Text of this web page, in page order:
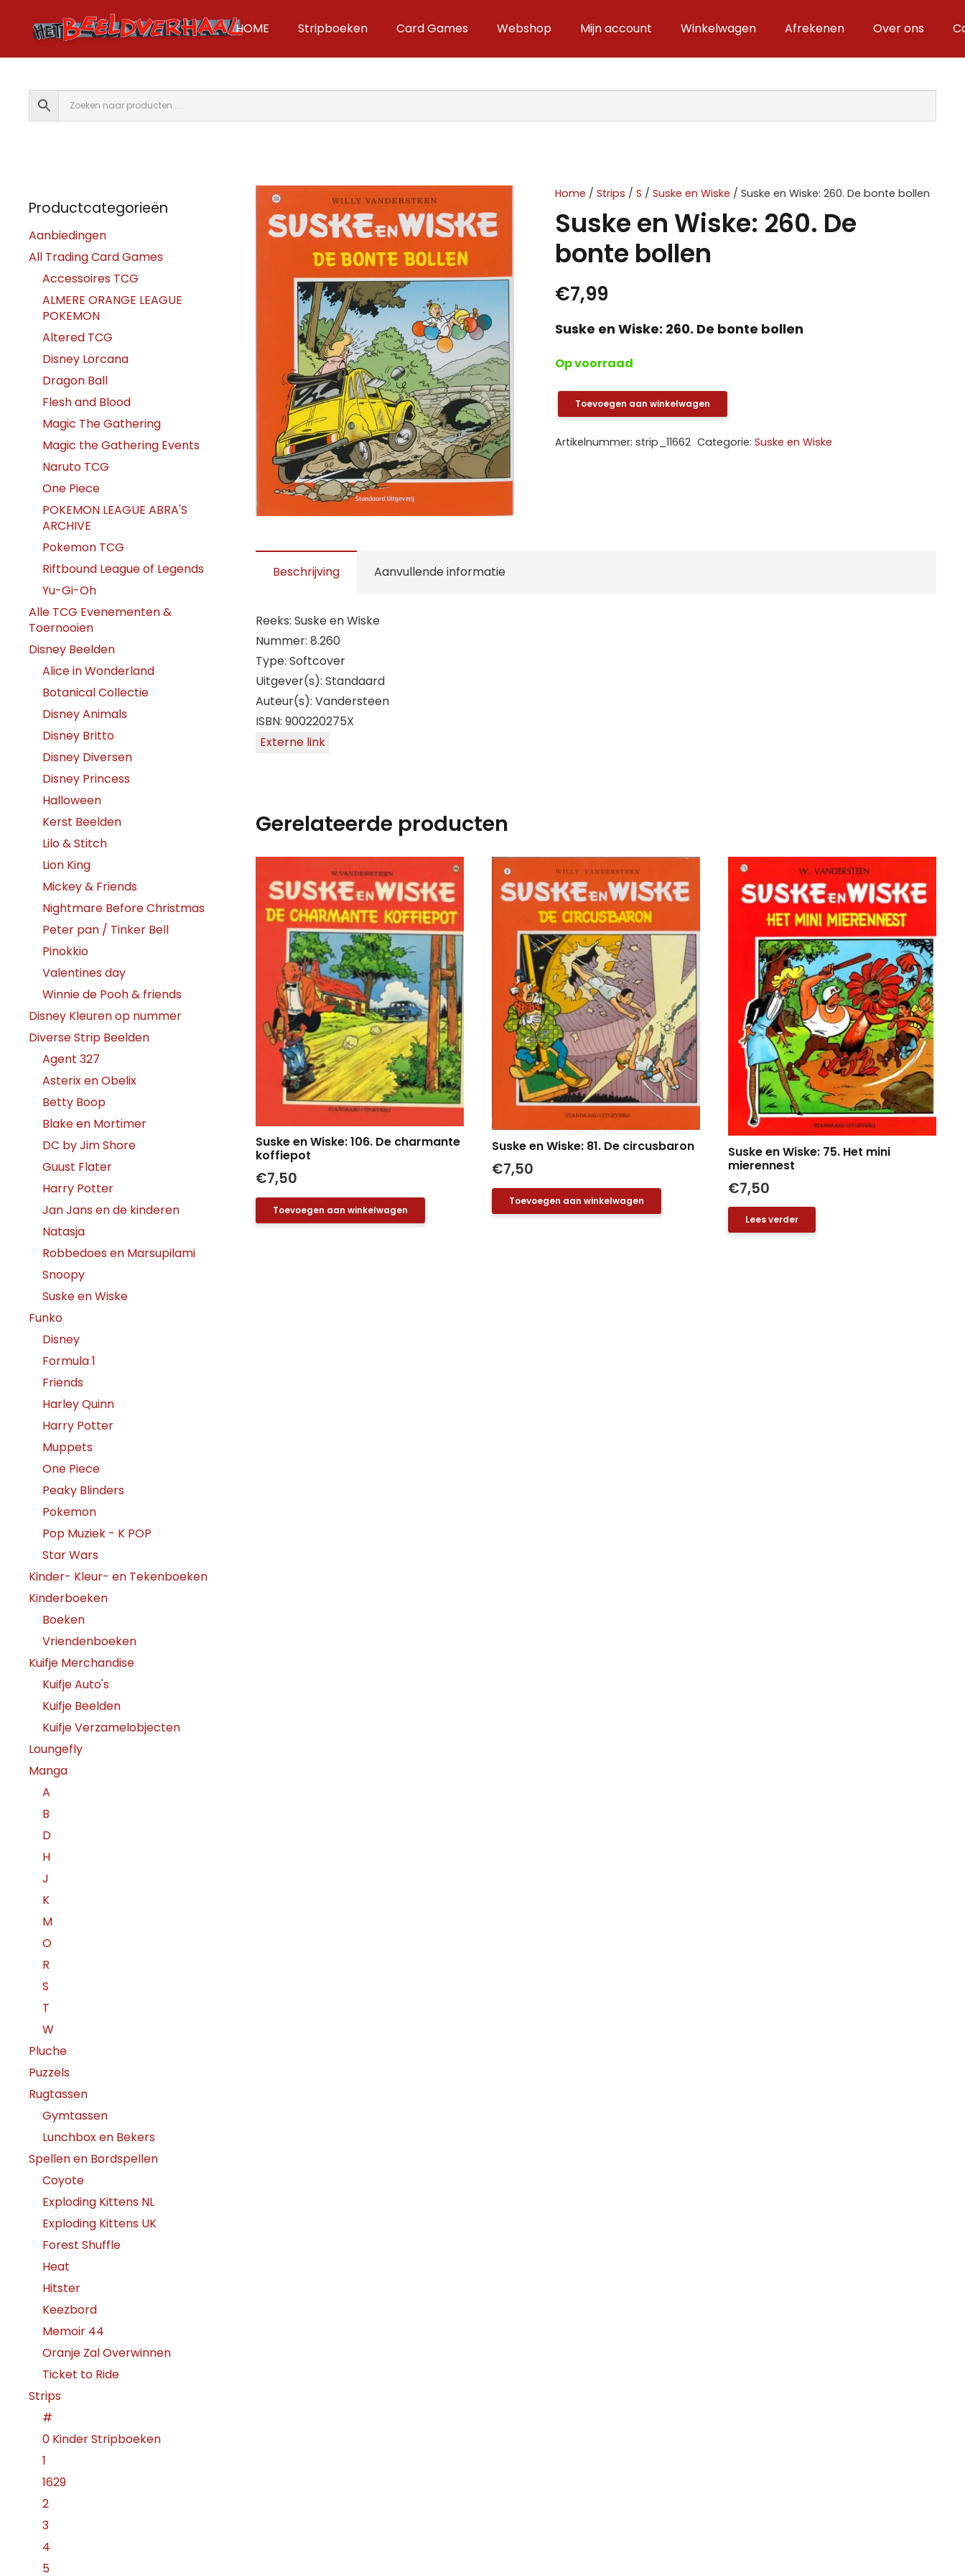
HOME Stripboeken Card Games Webshop Mijn account Winkelwagen Afrekenen Over ons
Home /Strips /S /Suske en Wiske / Suske en Wiske: 260. De bonte bollen
Suske en Wiske: 260. De
bonte bollen
€7,99
Suske en Wiske: 260. De bonte bollen
Op voorraad
Suske
Toevoegen aan winkelwagen
Artikelnummer:strip_11662 Categorie: Suske en Wiske
Beschrijving Aanvullende informatie
Reeks: Suske en Wiske
Nummer: 8.260
Type: Softcover
Uitgever(s): Standaard
Auteur(s): Vandersteen
ISBN: 900220275X
Externe link
Gerelateerde producten
Suske en Wiske: 106. De charmante
koffiepot
€7,50
Toevoegen aan winkelwagen
Suske en Wiske: 81. De circusbaron
€7,50
Toevoegen aan winkelwagen
Suske en Wiske: 75. Het mini
mierennest
€7,50
Lees verder
Productcategorieën
Aanbiedingen
All Trading Card Games
Accessoires TCG
ALMERE ORANGE LEAGUE
POKEMON
Altered TCG
Disney Lorcana
Dragon Ball
Flesh and Blood
Magic The Gathering
Magic the Gathering Events
Naruto TCG
One Piece
POKEMON LEAGUE ABRA'S
ARCHIVE
Pokemon TCG
Riftbound League of Legends
Yu-Gi-Oh
Alle TCG Evenementen &
Toernooien
Disney Beelden
Alice in Wonderland
Botanical Collectie
Disney Animals
Disney Britto
Disney Diversen
Disney Princess
Halloween
Kerst Beelden
Lilo & Stitch
Lion King
Mickey & Friends
Nightmare Before Christmas
Peter pan / Tinker Bell
Pinokkio
Valentines day
Winnie de Pooh & friends
Disney Kleuren op nummer
Diverse Strip Beelden
Agent 327
Asterix en Obelix
Betty Boop
Blake en Mortimer
DC by Jim Shore
Guust Flater
Harry Potter
Jan Jans en de kinderen
Natasja
Robbedoes en Marsupilami
Snoopy
Suske en Wiske
Funko
Disney
Formula 1
Friends
Harley Quinn
Harry Potter
Muppets
One Piece
Peaky Blinders
Pokemon
Pop Muziek - K POP
Star Wars
Kinder- Kleur- en Tekenboeken
Kinderboeken
Boeken
Vriendenboeken
Kuifje Merchandise
Kuifje Auto's
Kuifje Beelden
Kuifje Verzamelobjecten
Loungefly
Manga
A
B
D
H
J
K
M
O
R
S
T
W
Pluche
Puzzels
Rugtassen
Gymtassen
Lunchbox en Bekers
Spellen en Bordspellen
Coyote
Exploding Kittens NL
Exploding Kittens UK
Forest Shuffle
Heat
Hitster
Keezbord
Memoir 44
Oranje Zal Overwinnen
Ticket to Ride
Strips
#
0 Kinder Stripboeken
1
1629
2
3
4
5